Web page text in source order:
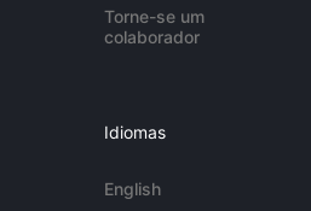
Torne-se um
colaborador
Idiomas
English